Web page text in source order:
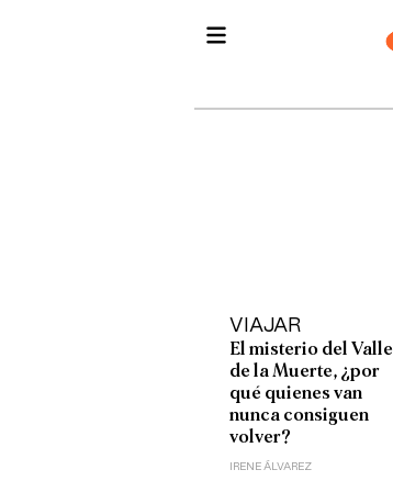
VIAJAR
El misterio del Valle
de la Muerte, ¿por
qué quienes van
nunca consiguen
volver?
IRENE ÁLVAREZ